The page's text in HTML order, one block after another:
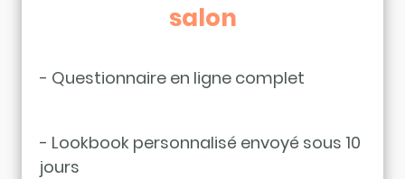
salon
- Questionnaire en ligne complet
- Lookbook personnalisé envoyé sous 10
jours